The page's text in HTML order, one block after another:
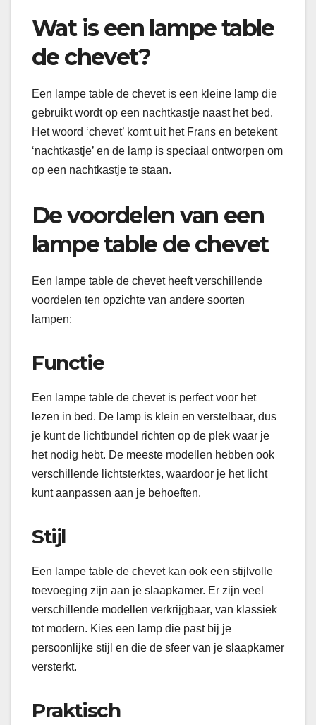
Wat is een lampe table
de chevet?
Een lampe table de chevet is een kleine lamp die
gebruikt wordt op een nachtkastje naast het bed.
Het woord ‘chevet’ komt uit het Frans en betekent
‘nachtkastje’ en de lamp is speciaal ontworpen om
op een nachtkastje te staan.
De voordelen van een
lampe table de chevet
Een lampe table de chevet heeft verschillende
voordelen ten opzichte van andere soorten
lampen:
Functie
Een lampe table de chevet is perfect voor het
lezen in bed. De lamp is klein en verstelbaar, dus
je kunt de lichtbundel richten op de plek waar je
het nodig hebt. De meeste modellen hebben ook
verschillende lichtsterktes, waardoor je het licht
kunt aanpassen aan je behoeften.
Stijl
Een lampe table de chevet kan ook een stijlvolle
toevoeging zijn aan je slaapkamer. Er zijn veel
verschillende modellen verkrijgbaar, van klassiek
tot modern. Kies een lamp die past bij je
persoonlijke stijl en die de sfeer van je slaapkamer
versterkt.
Praktisch